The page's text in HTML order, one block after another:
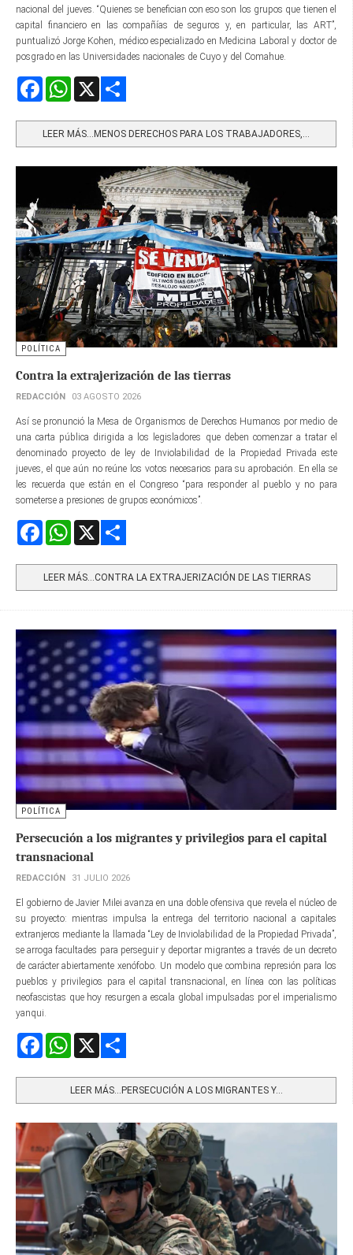
nacional del jueves. “Quienes se benefician con eso son los grupos que tienen el
capital financiero en las compañías de seguros y, en particular, las ART”,
puntualizó Jorge Kohen, médico especializado en Medicina Laboral y doctor de
posgrado en las Universidades nacionales de Cuyo y del Comahue.
FacebookWhatsApp
LEER MÁS…MENOS DERECHOS PARA LOS TRABAJADORES,...
POLÍTICA
Contra la extrajerización de las tierras
REDACCIÓN 03 AGOSTO 2026
Así se pronunció la Mesa de Organismos de Derechos Humanos por medio de
una carta pública dirigida a los legisladores que deben comenzar a tratar el
denominado proyecto de ley de Inviolabilidad de la Propiedad Privada este
jueves, el que aún no reúne los votos necesarios para su aprobación. En ella se
les recuerda que están en el Congreso “para responder al pueblo y no para
someterse a presiones de grupos económicos”.
FacebookWhatsApp
LEER MÁS…CONTRA LA EXTRAJERIZACIÓN DE LAS TIERRAS
POLÍTICA
Persecución a los migrantes y privilegios para el capital
transnacional
REDACCIÓN 31 JULIO 2026
El gobierno de Javier Milei avanza en una doble ofensiva que revela el núcleo de
su proyecto: mientras impulsa la entrega del territorio nacional a capitales
extranjeros mediante la llamada “Ley de Inviolabilidad de la Propiedad Privada”,
se arroga facultades para perseguir y deportar migrantes a través de un decreto
de carácter abiertamente xenófobo. Un modelo que combina represión para los
pueblos y privilegios para el capital transnacional, en línea con las políticas
neofascistas que hoy resurgen a escala global impulsadas por el imperialismo
yanqui.
FacebookWhatsApp
LEER MÁS…PERSECUCIÓN A LOS MIGRANTES Y...